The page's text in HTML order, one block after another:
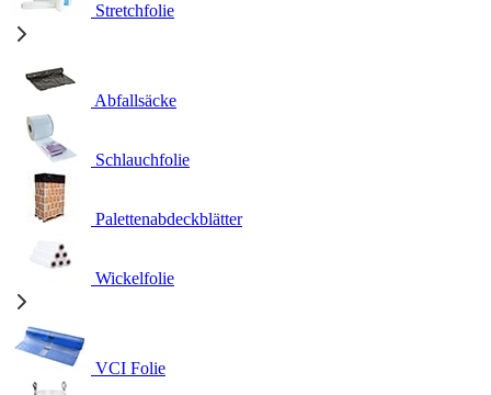
Stretchfolie
Abfallsäcke
Schlauchfolie
Palettenabdeckblätter
Wickelfolie
VCI Folie